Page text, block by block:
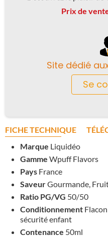
Prix de
Site dédié
Se
FICHE TECHNIQUE
Marque Liquidéo
Gamme Wpuff Flavors
Pays France
SaveurGourmande,
Ratio PG/VG 50/50
Conditionnement
sécurité enfant
Contenance 50ml